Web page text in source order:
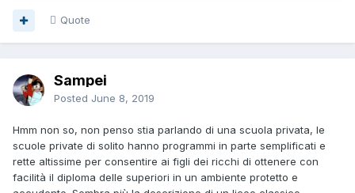
Quote
Sampei
Posted June 8, 2019
Hmm non so, non penso stia parlando di una scuola privata, le
scuole private di solito hanno programmi in parte semplificati e
rette altissime per consentire ai figli dei ricchi di ottenere con
facilità il diploma delle superiori in un ambiente protetto e